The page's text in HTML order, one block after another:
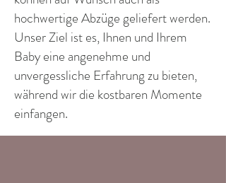
hochwertige Abzüge geliefert werden.
Unser Ziel ist es, Ihnen und Ihrem
Baby eine angenehme und
unvergessliche Erfahrung zu bieten,
während wir die kostbaren Momente
einfangen.